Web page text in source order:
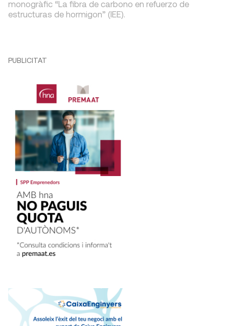
monogràfic “La fibra de carbono en refuerzo de
estructuras de hormigon” (IEE).
PUBLICITAT